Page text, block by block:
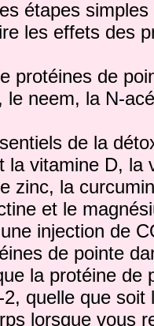
étapes
les effets des
protéines de
neem, la N-
de la
la vitamine D, la
zinc, la
et le
injection de
de pointe
la protéine de
quelle que soit
lorsque vous